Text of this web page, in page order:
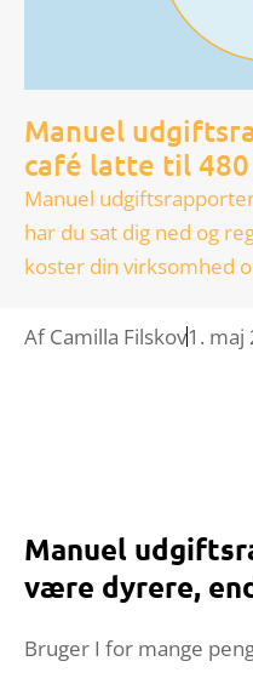
Manuel
café latte til
Manuel
har du sat dig ned og
koster din virksomhed
AfCamilla Filskov1. maj
Manuel
være dyrere,
Bruger I for mange